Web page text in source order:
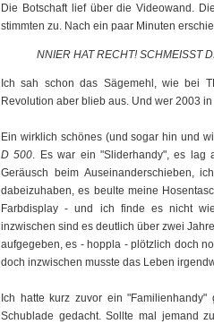
Die Botschaft lief über die Videowand.
stimmten zu. Nach ein paar Minuten
NNIER HAT RECHT! SCHMEISST
Ich sah schon das Sägemehl, wie bei
Revolution aber blieb aus. Und wer 2003
Ein wirklich schönes (und sogar hin und
D 500. Es war ein "Sliderhandy", es lag
Geräusch beim Auseinanderschieben,
dabeizuhaben, es beulte meine
Farbdisplay - und ich finde es nicht
inzwischen sind es deutlich über zwei
aufgegeben, es - hoppla - plötzlich doch
doch inzwischen musste das Leben
Ich hatte kurz zuvor ein
Schublade gedacht. Sollte mal jemand